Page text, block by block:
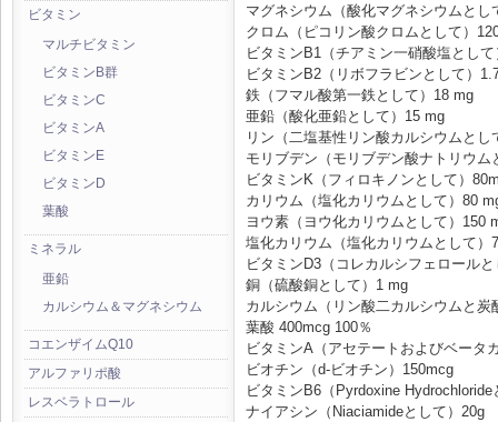
ビタミン
マルチビタミン
ビタミンB群
ビタミンC
ビタミンA
ビタミンE
ビタミンD
葉酸
ミネラル
亜鉛
カルシウム＆マグネシウム
コエンザイムQ10
アルファリポ酸
レスベラトロール
マグネシウム（酸化マグネシウムとし
クロム（ピコリン酸クロムとして）
ビタミンB1（チアミン一硝酸塩とし
ビタミンB2（リボフラビンとして）
鉄（フマル酸第一鉄として）18 mg
亜鉛（酸化亜鉛として）15 mg
リン（二塩基性リン酸カルシウムとし
モリブデン（モリブデン酸ナトリウム
ビタミンK（フィロキノンとして）
カリウム（塩化カリウムとして）80
ヨウ素（ヨウ化カリウムとして）150
塩化カリウム（塩化カリウムとして）
ビタミンD3（コレカルシフェロール
銅（硫酸銅として）1 mg
カルシウム（リン酸二カルシウムと
葉酸 400mcg 100％
ビタミンA（アセテートおよびベータ
ビオチン（d-ビオチン）150mcg
ビタミンB6（Pyrdoxine Hydrochloride
ナイアシン（Niaciamideとして）20g